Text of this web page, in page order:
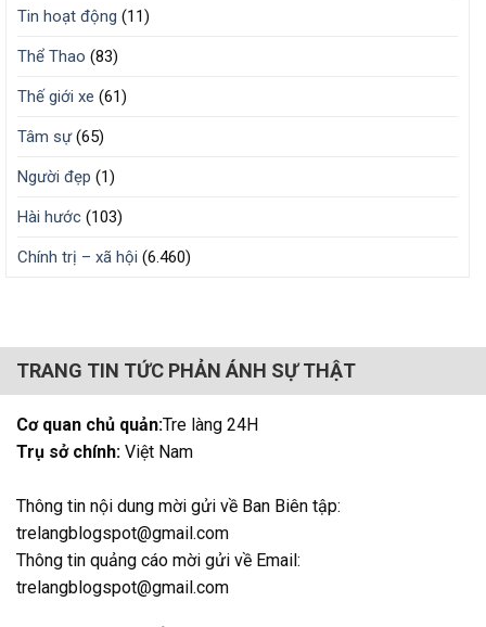
Tin hoạt động (11)
Thể Thao (83)
Thế giới xe (61)
Tâm sự(65)
Người đẹp (1)
Hài hước (103)
Chính trị – xã hội (6.460)
TRANG TIN TỨC PHẢN ÁNH SỰ THẬT
Cơ quan chủ quản:Tre làng 24H
Trụ sở chính: Việt Nam
Thông tin nội dung mời gửi về Ban Biên tập:
trelangblogspot@gmail.com
Thông tin quảng cáo mời gửi về Email:
trelangblogspot@gmail.com